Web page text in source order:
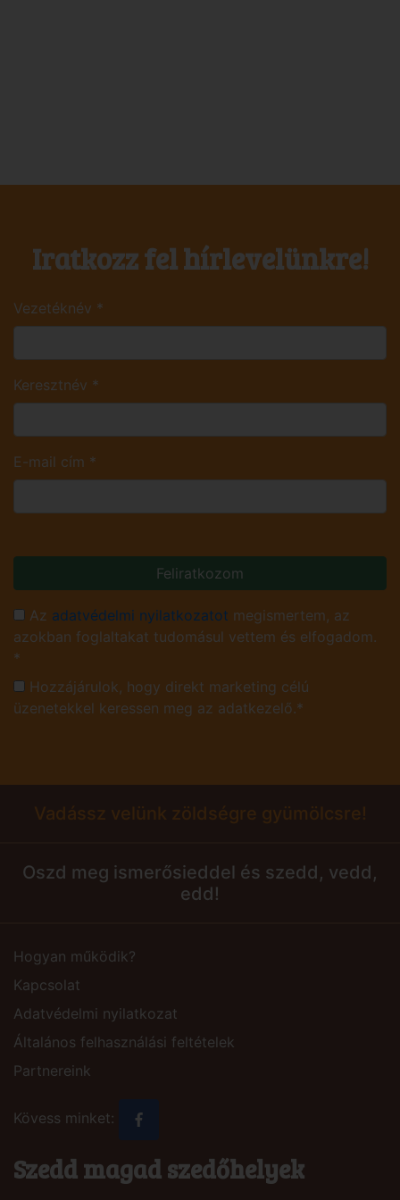
Iratkozz fel hírlevelünkre!
Vezetéknév *
Keresztnév *
E-mail cím *
Feliratkozom
Az adatvédelmi nyilatkozatot megismertem, az
azokban foglaltakat tudomásul vettem és elfogadom.
*
Hozzájárulok, hogy direkt marketing célú
üzenetekkel keressen meg az adatkezelő.*
Vadássz velünk zöldségre gyümölcsre!
Oszd meg ismerősieddel és szedd, vedd,
edd!
Hogyan működik?
Kapcsolat
Adatvédelmi nyilatkozat
Általános felhasználási feltételek
Partnereink
Kövess minket:
Szedd magad szedőhelyek